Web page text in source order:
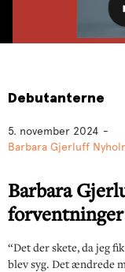
Debutanterne
5. november 2024 -
Barbara Gjerluff
Barbara
forventninger
“Det der skete, da jeg
blev syg. Det ændrede